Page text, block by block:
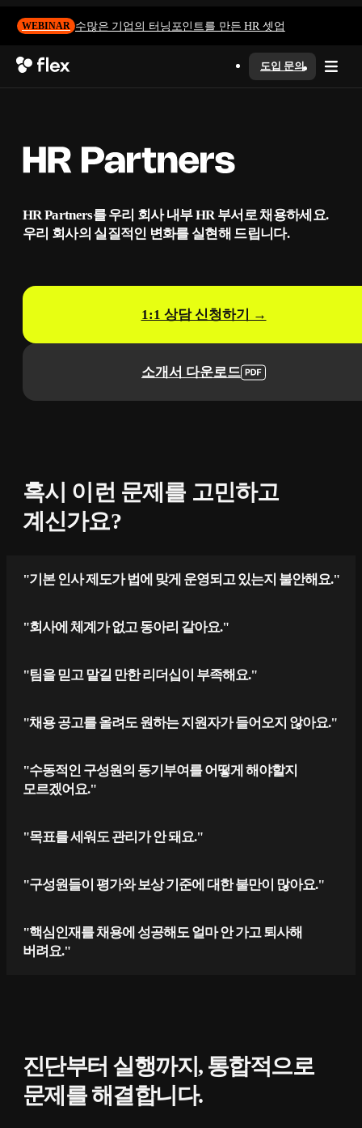
WEBINAR 수많은 기업의 터닝포인트를 만든 HR 셋업
도입 문의
HR Partners
HR Partners를 우리 회사 내부 HR 부서로 채용하세요.
우리 회사의 실질적인 변화를 실현해 드립니다.
1:1 상담 신청하기 →
소개서 다운로드
혹시 이런 문제를 고민하고
계신가요?
"기본 인사 제도가 법에 맞게 운영되고 있는지 불안해요."
"회사에 체계가 없고 동아리 같아요."
"팀을 믿고 맡길 만한 리더십이 부족해요."
"채용 공고를 올려도 원하는 지원자가 들어오지 않아요."
"수동적인 구성원의 동기부여를 어떻게 해야할지
모르겠어요."
"목표를 세워도 관리가 안 돼요."
"구성원들이 평가와 보상 기준에 대한 불만이 많아요."
"핵심인재를 채용에 성공해도 얼마 안 가고 퇴사해
버려요."
진단부터 실행까지, 통합적으로
문제를 해결합니다.